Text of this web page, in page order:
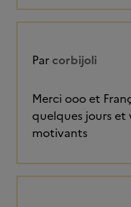
Par corbijoli
Merci ooo et
quelques jours et
motivants